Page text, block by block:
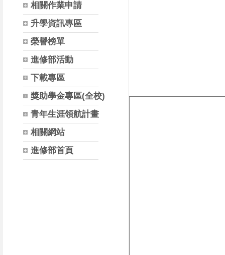
相關作業申請
升學資訊專區
榮譽榜單
進修部活動
下載專區
獎助學金專區(全校)
青年生涯領航計畫
相關網站
進修部首頁